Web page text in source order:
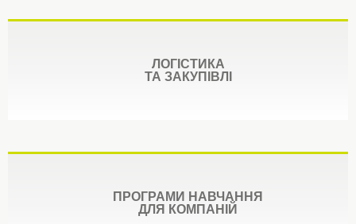
ЛОГІСТИКА
ТА ЗАКУПІВЛІ
ПРОГРАМИ НАВЧАННЯ
ДЛЯ КОМПАНІЙ